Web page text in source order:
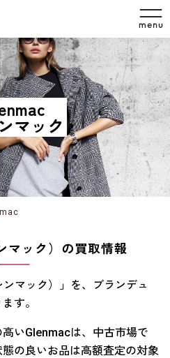
マック
マック）の買取情報
マック）」を、ブランデュ
す。
いGlenmacは、中古市場で
の良いお品は高額査定の対象